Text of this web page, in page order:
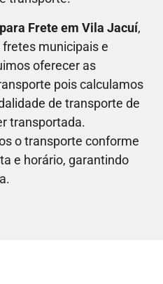
Frete em Vila Jacuí,
municipais e
oferecer as
pois calculamos
de transporte de
transportada.
o transporte conforme
e horário, garantindo